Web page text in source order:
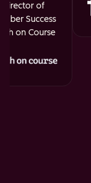
Director of
Success
on Course